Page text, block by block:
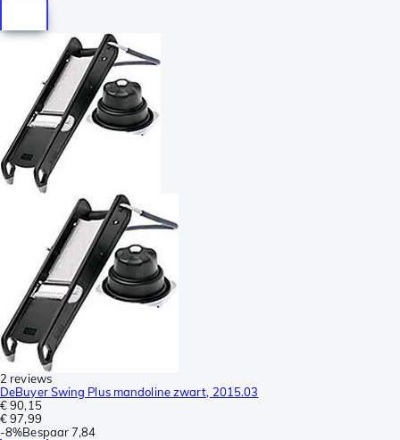
2 reviews
DeBuyer Swing Plus mandoline zwart, 2015.03
€ 90,15
€ 97,99
-8%Bespaar7,84